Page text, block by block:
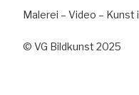
Malerei – Video –
© VG Bildkunst 2025